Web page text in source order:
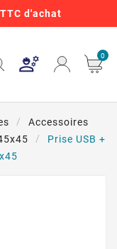
d'achat
0
Accessoires
Prise USB +